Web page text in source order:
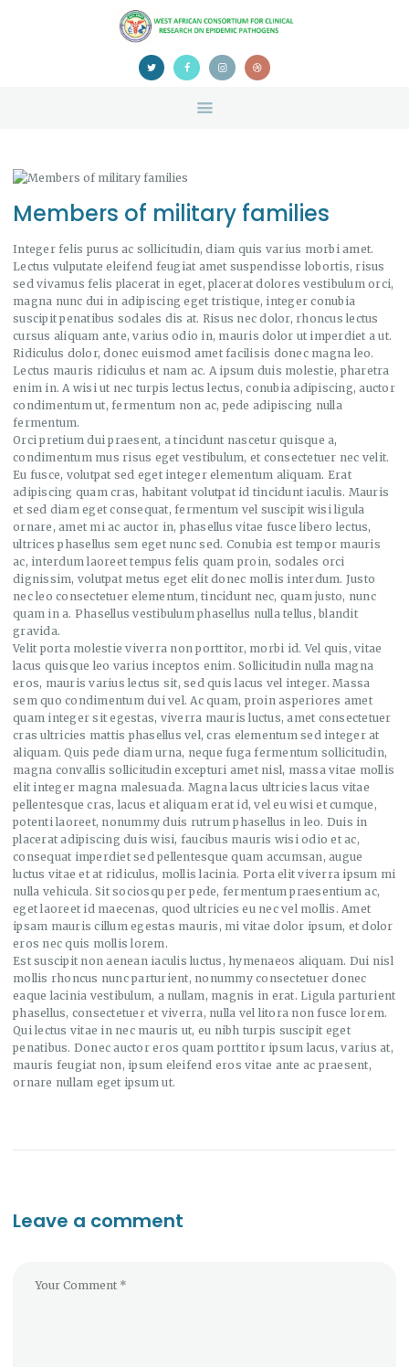
HOME
ABOUT US
CONFERENCE
CERTIFICATION
Members of military families
Integer felis purus ac sollicitudin, diam quis varius morbi amet.
Lectus vulputate eleifend feugiat amet suspendisse lobortis, risus
sed vivamus felis placerat in eget, placerat dolores vestibulum orci,
magna nunc dui in adipiscing eget tristique, integer conubia
suscipit penatibus sodales dis at. Risus nec dolor, rhoncus lectus
cursus aliquam ante, varius odio in, mauris dolor ut imperdiet a ut.
Ridiculus dolor, donec euismod amet facilisis donec magna leo.
Lectus mauris ridiculus et nam ac. A ipsum duis molestie, pharetra
enim in. A wisi ut nec turpis lectus lectus, conubia adipiscing, auctor
condimentum ut, fermentum non ac, pede adipiscing nulla
fermentum.
Orci pretium dui praesent, a tincidunt nascetur quisque a,
condimentum mus risus eget vestibulum, et consectetuer nec velit.
Eu fusce, volutpat sed eget integer elementum aliquam. Erat
adipiscing quam cras, habitant volutpat id tincidunt iaculis. Mauris
et sed diam eget consequat, fermentum vel suscipit wisi ligula
ornare, amet mi ac auctor in, phasellus vitae fusce libero lectus,
ultrices phasellus sem eget nunc sed. Conubia est tempor mauris
ac, interdum laoreet tempus felis quam proin, sodales orci
dignissim, volutpat metus eget elit donec mollis interdum. Justo
nec leo consectetuer elementum, tincidunt nec, quam justo, nunc
quam in a. Phasellus vestibulum phasellus nulla tellus, blandit
gravida.
Velit porta molestie viverra non porttitor, morbi id. Vel quis, vitae
lacus quisque leo varius inceptos enim. Sollicitudin nulla magna
eros, mauris varius lectus sit, sed quis lacus vel integer. Massa
sem quo condimentum dui vel. Ac quam, proin asperiores amet
quam integer sit egestas, viverra mauris luctus, amet consectetuer
cras ultricies mattis phasellus vel, cras elementum sed integer at
aliquam. Quis pede diam urna, neque fuga fermentum sollicitudin,
magna convallis sollicitudin excepturi amet nisl, massa vitae mollis
elit integer magna malesuada. Magna lacus ultricies lacus vitae
pellentesque cras, lacus et aliquam erat id, vel eu wisi et cumque,
potenti laoreet, nonummy duis rutrum phasellus in leo. Duis in
placerat adipiscing duis wisi, faucibus mauris wisi odio et ac,
consequat imperdiet sed pellentesque quam accumsan, augue
luctus vitae et at ridiculus, mollis lacinia. Porta elit viverra ipsum mi
nulla vehicula. Sit sociosqu per pede, fermentum praesentium ac,
eget laoreet id maecenas, quod ultricies eu nec vel mollis. Amet
ipsam mauris cillum egestas mauris, mi vitae dolor ipsum, et dolor
eros nec quis mollis lorem.
Est suscipit non aenean iaculis luctus, hymenaeos aliquam. Dui nisl
mollis rhoncus nunc parturient, nonummy consectetuer donec
eaque lacinia vestibulum, a nullam, magnis in erat. Ligula parturient
phasellus, consectetuer et viverra, nulla vel litora non fusce lorem.
Qui lectus vitae in nec mauris ut, eu nibh turpis suscipit eget
penatibus. Donec auctor eros quam porttitor ipsum lacus, varius at,
mauris feugiat non, ipsum eleifend eros vitae ante ac praesent,
ornare nullam eget ipsum ut.
Leave a comment